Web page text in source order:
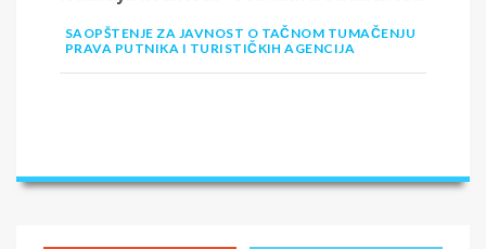
SAOPŠTENJE ZA JAVNOST O TAČNOM TUMAČENJU
PRAVA PUTNIKA I TURISTIČKIH AGENCIJA